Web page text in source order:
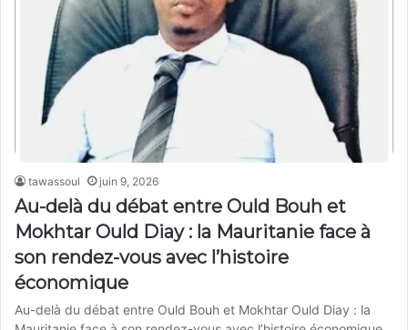
tawassoul juin 9, 2026
Au-delà du débat entre Ould Bouh et
Mokhtar Ould Diay : la Mauritanie face à
son rendez-vous avec l’histoire
économique
Au-delà du débat entre Ould Bouh et Mokhtar Ould Diay : la